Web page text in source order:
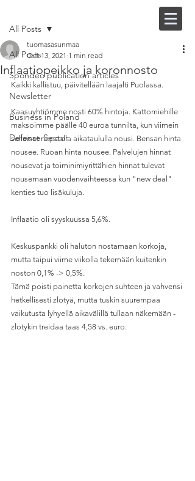
All Posts
Spondeo publication articles
Newsletter
Business in Poland
Defense Sector
All Posts
Inflaatiopeikko ja koronnosto
tuomasasunmaa
Oct 13, 2021 1 min read
Kaikki kallistuu, päivitellään laajalti Puolassa.
Kaasuyhtiömme nosti 60% hintoja. Kattomiehille
maksoimme päälle 40 euroa tunnilta, kun viimein
sellaiset nopealla aikataululla nousi. Bensan hinta
nousee. Ruoan hinta nousee. Palvelujen hinnat
nousevat ja toiminimiyrittähien hinnat tulevat
nousemaan vuodenvaihteessa kun "new deal"
kenties tuo lisäkuluja.
Inflaatio oli syyskuussa 5,6%.
Keskuspankki oli haluton nostamaan korkoja,
mutta taipui viime viikolla tekemään kuitenkin
noston 0,1% -> 0,5%.
Tämä poisti painetta korkojen suhteen ja vahvensi
hetkellisesti zlotyä, mutta tuskin suurempaa
vaikutusta lyhyellä aikavälillä tullaan näkemään -
zlotykin treidaa taas 4,58 vs. euro.